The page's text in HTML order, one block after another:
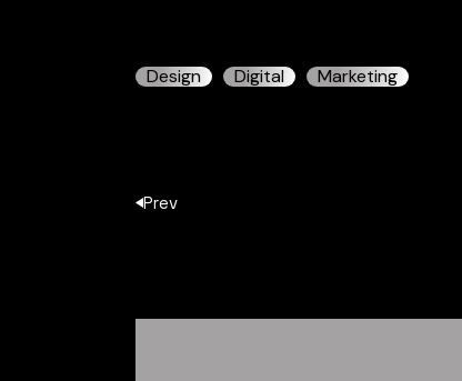
Design Digital Marketing
Prev